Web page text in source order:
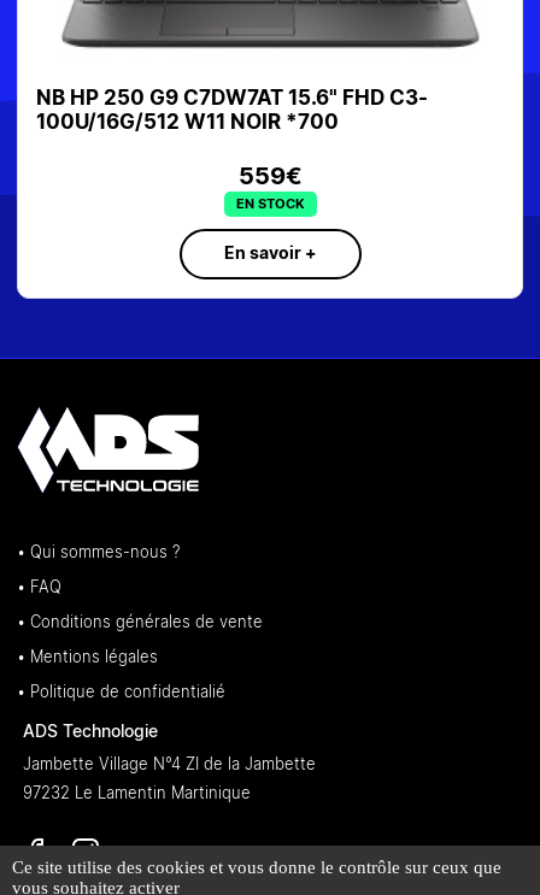
NB HP 250 G9 C7DW7AT 15.6" FHD C3-
100U/16G/512 W11 NOIR *700
559€
EN STOCK
En savoir +
• Qui sommes-nous ?
• FAQ
• Conditions générales de vente
• Mentions légales
• Politique de confidentialié
ADS Technologie
Jambette Village N°4 ZI de la Jambette
97232 Le Lamentin Martinique
Ce site utilise des cookies et vous donne le contrôle sur ceux que
vous souhaitez activer